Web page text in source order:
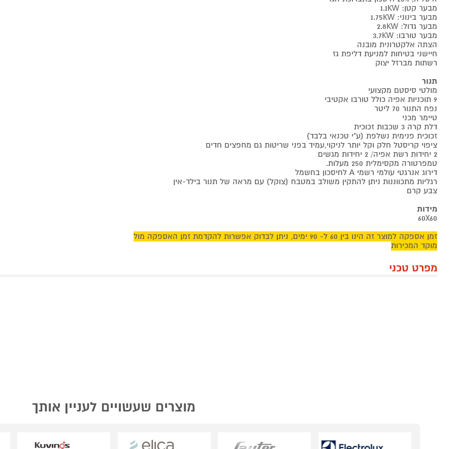
מבער קטן: 1.1KW
מבער בינוני: 1.75KW
מבער גדול: 2.8KW
מבער טורבו: 3.7KW
הצתה אלקטרונית מובנה
חיישני בטיחות למניעת דליפת גז
רשתות מברזל יצוק
תנור
מולטי סיסטם מקצועי
9 תוכניות אפיה כולל טורבו אקטיבי
נפח התנור 70 ליטר
טיימר מכני
דלת קרה 3 שכבות זכוכית
זכוכית פנימית נשלפת (ע"י טכנאי בלבד)
ציפוי קריסטל חלק וקל יותר לניקוי,עמיד בפני שריטות גם מחפצים חדים
2 יחידות רשת אפיה/ 2 יחידות מגשים
טמפרטורה מקסימלית 250 מעלות.
דירוג אנרגטי עולמי רשמי A לחיסכון בחשמל
רגליות מתכווננות ניתן להתקין משולב במטבח (צוקל) עם מראה של תנור בילד-אין
צבע קרם
מידות
60X60
זמן אספקה למוצר זה הינו בין 60 ל- 90 ימים, ניתן לבדוק אפשרות להקדמת זמן האספקה מול
מוקד המכירות
מפרט טכני
מוצרים שעשויים לעניין אותך